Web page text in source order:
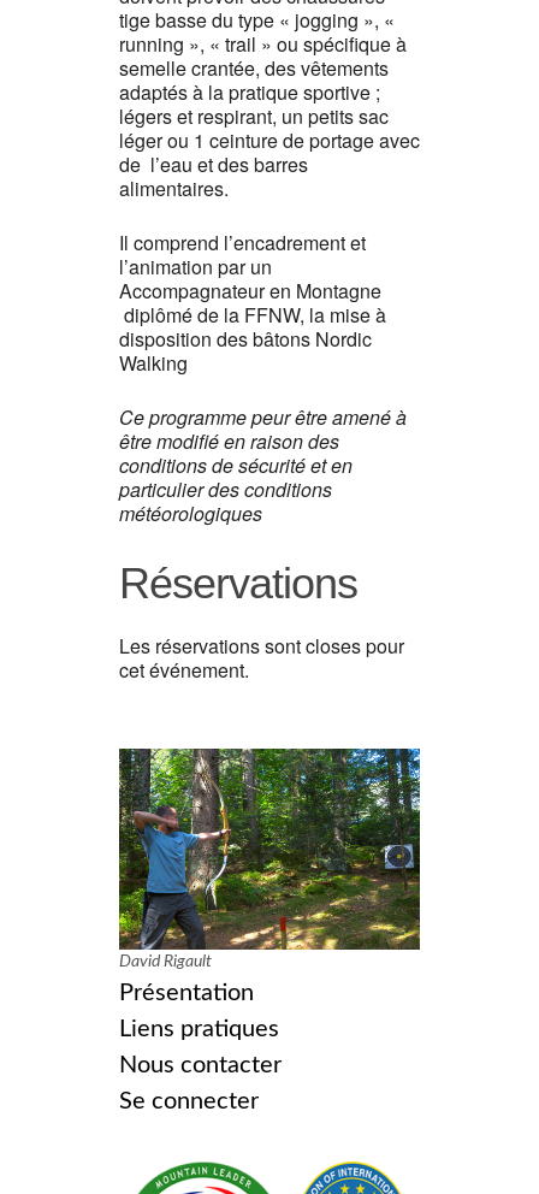
tige basse du type « jogging », «
running », « trail » ou spécifique à
semelle crantée, des vêtements
adaptés à la pratique sportive ;
légers et respirant, un petits sac
léger ou 1 ceinture de portage avec
de l’eau et des barres
alimentaires.
Il comprend l’encadrement et
l’animation par un
Accompagnateur en Montagne
diplômé de la FFNW, la mise à
disposition des bâtons Nordic
Walking
Ce programme peur être amené à
être modifié en raison des
conditions de sécurité et en
particulier des conditions
météorologiques
Réservations
Les réservations sont closes pour
cet événement.
David Rigault
Présentation
Liens pratiques
Nous contacter
Se connecter